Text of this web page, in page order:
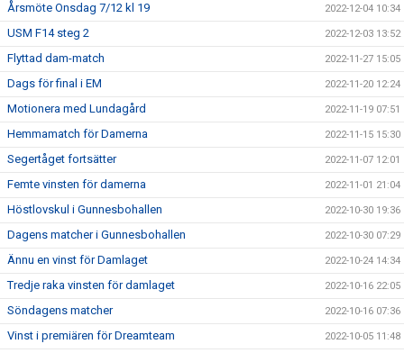
Årsmöte Onsdag 7/12 kl 19 2022-12-04 10:34
USM F14 steg 2 2022-12-03 13:52
Flyttad dam-match 2022-11-27 15:05
Dags för final i EM 2022-11-20 12:24
Motionera med Lundagård 2022-11-19 07:51
Hemmamatch för Damerna 2022-11-15 15:30
Segertåget fortsätter 2022-11-07 12:01
Femte vinsten för damerna 2022-11-01 21:04
Höstlovskul i Gunnesbohallen 2022-10-30 19:36
Dagens matcher i Gunnesbohallen 2022-10-30 07:29
Ännu en vinst för Damlaget 2022-10-24 14:34
Tredje raka vinsten för damlaget 2022-10-16 22:05
Söndagens matcher 2022-10-16 07:36
Vinst i premiären för Dreamteam 2022-10-05 11:48